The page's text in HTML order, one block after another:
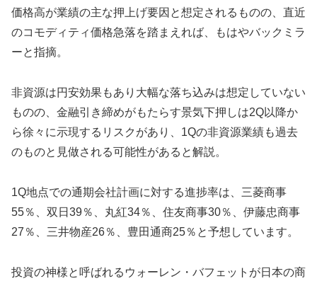
価格高が業績の主な押上げ要因と想定されるものの、直近
のコモディティ価格急落を踏まえれば、もはやバックミラ
ーと指摘。
非資源は円安効果もあり大幅な落ち込みは想定していない
ものの、金融引き締めがもたらす景気下押しは2Q以降か
ら徐々に示現するリスクがあり、1Qの非資源業績も過去
のものと見做される可能性があると解説。
1Q地点での通期会社計画に対する進捗率は、三菱商事
55％、双日39％、丸紅34％、住友商事30％、伊藤忠商事
27％、三井物産26％、豊田通商25％と予想しています。
投資の神様と呼ばれるウォーレン・バフェットが日本の商